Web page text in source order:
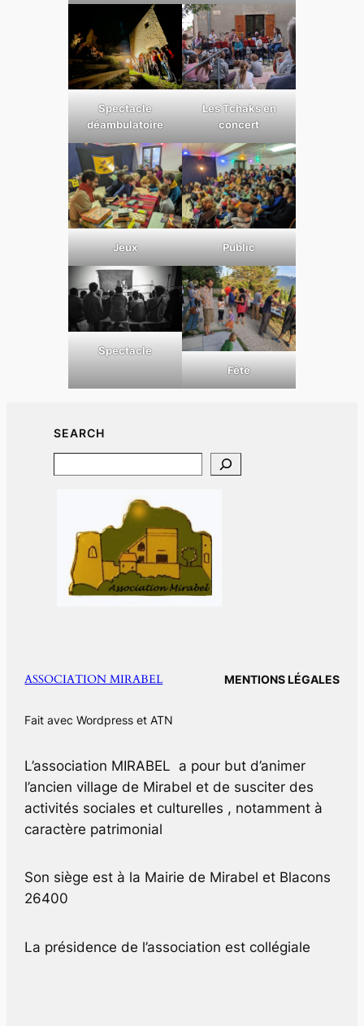
Spectacle
déambulatoire
Les Tchaks en
concert
Jeux Public
Spectacle
Fête
SEARCH
ASSOCIATION MIRABEL MENTIONS LÉGALES
Fait avec Wordpress et ATN
L’association MIRABEL a pour but d’animer
l’ancien village de Mirabel et de susciter des
activités sociales et culturelles , notamment à
caractère patrimonial
Son siège est à la Mairie de Mirabel et Blacons
26400
La présidence de l’association est collégiale